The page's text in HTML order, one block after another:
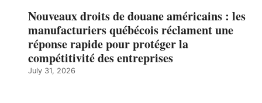
Nouveaux droits de douane américains : les
manufacturiers québécois réclament une
réponse rapide pour protéger la
compétitivité des entreprises
July 31, 2026